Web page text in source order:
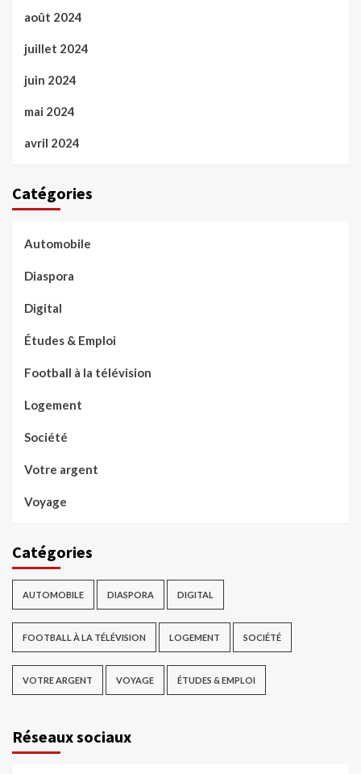
août 2024
juillet 2024
juin 2024
mai 2024
avril 2024
Catégories
Automobile
Diaspora
Digital
Études & Emploi
Football à la télévision
Logement
Société
Votre argent
Voyage
Catégories
AUTOMOBILE DIASPORA DIGITAL
FOOTBALL À LA TÉLÉVISION LOGEMENT SOCIÉTÉ
VOTRE ARGENT VOYAGE ÉTUDES & EMPLOI
Réseaux sociaux